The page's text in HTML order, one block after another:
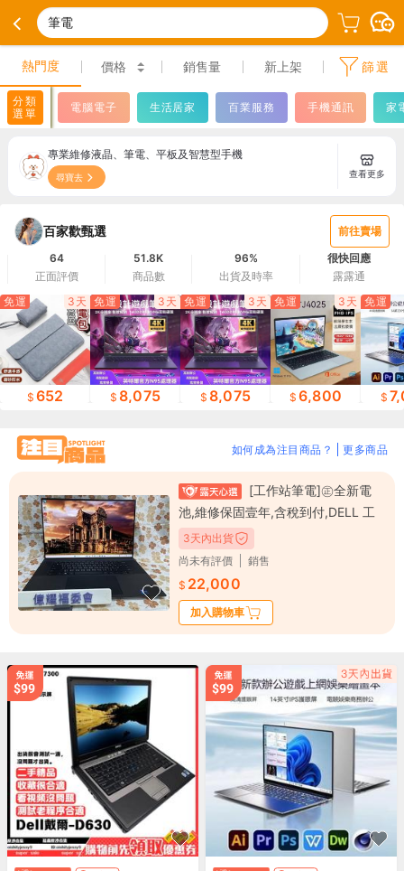
筆電
熱門度 價格 銷售量 新上架 篩選
分類
選單
電腦電子 生活居家 百業服務 手機通訊 家
專業維修液晶、筆電、平板及智慧型手機
尋寶去 查看更多
百家歡甄選
前往賣場
64
正面評價
51.8K
商品數
96%
出貨及時率
很快回應
露露通
免運
3天
652
免運 3天
8,075
免運 3天
8,075
免運 3天
6,800
免運
如何成為注目商品？ 更多商品
[工作站筆電]㊣全新電
池,維修保固壹年,含稅到付,DELL 工
作站 5570 12代 i7,32GB,SSD
3天內出貨
尚未有評價
銷售
22,000
加入購物車